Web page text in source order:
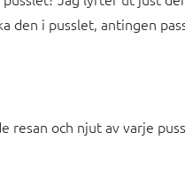
den i pusslet, antingen
och njut av varje